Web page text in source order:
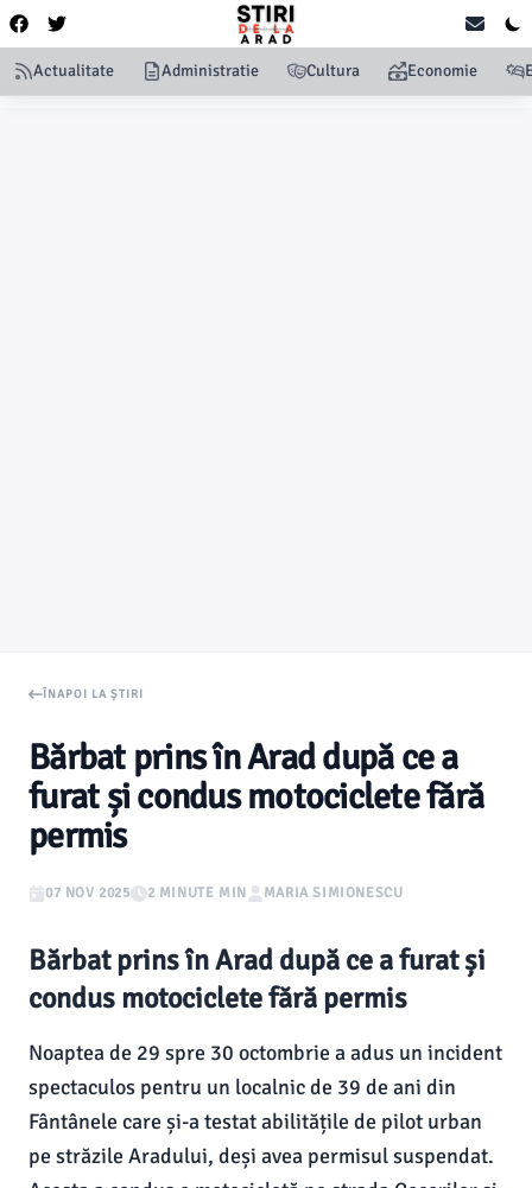
Actualitate Administratie Cultura Economie
ÎNAPOI LA ȘTIRI
Bărbat prins în Arad după ce a
furat și condus motociclete fără
permis
07 NOV 2025 2 MINUTE MIN MARIA SIMIONESCU
Bărbat prins în Arad după ce a furat și
condus motociclete fără permis
Noaptea de 29 spre 30 octombrie a adus un incident
spectaculos pentru un localnic de 39 de ani din
Fântânele care și-a testat abilitățile de pilot urban
pe străzile Aradului, deși avea permisul suspendat.